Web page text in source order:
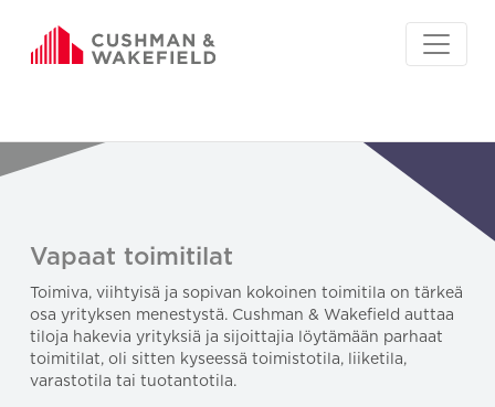
Vapaat toimitilat
Toimiva, viihtyisä ja sopivan kokoinen toimitila on tärkeä
osa yrityksen menestystä. Cushman & Wakefield auttaa
tiloja hakevia yrityksiä ja sijoittajia löytämään parhaat
toimitilat, oli sitten kyseessä toimistotila, liiketila,
varastotila tai tuotantotila.